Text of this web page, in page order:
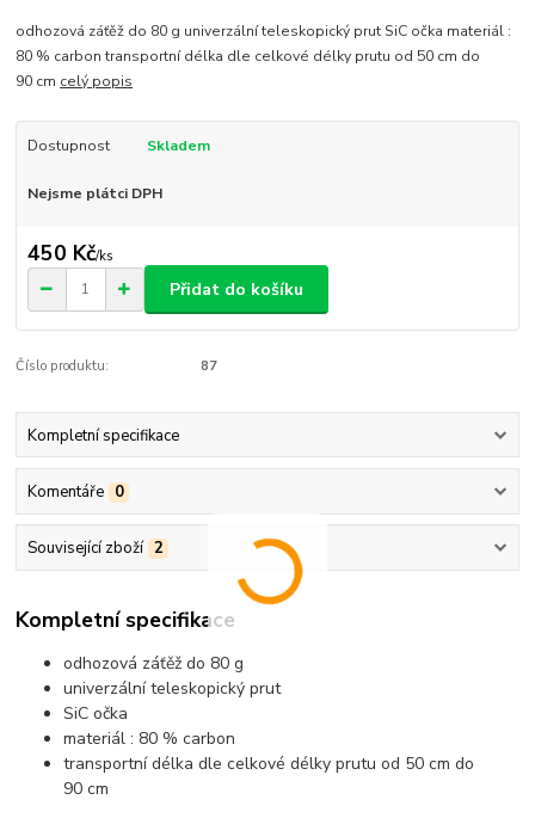
odhozová záťěž do 80 g univerzální teleskopický prut SiC očka materiál :
80 % carbon transportní délka dle celkové délky prutu od 50 cm do
90 cm celý popis
Dostupnost Skladem
Nejsme plátci DPH
450 Kč/ks
Přidat do košíku
Číslo produktu: 87
Kompletní specifikace
Komentáře 0
Související zboží 2
Kompletní specifikace
odhozová záťěž do 80 g
univerzální teleskopický prut
SiC očka
materiál : 80 % carbon
transportní délka dle celkové délky prutu od 50 cm do
90 cm